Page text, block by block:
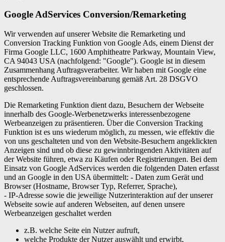
Google AdServices Conversion/Remarketing
Wir verwenden auf unserer Website die Remarketing und
Conversion Tracking Funktion von Google Ads, einem Dienst der
Firma Google LLC, 1600 Amphitheatre Parkway, Mountain View,
CA 94043 USA (nachfolgend: "Google"). Google ist in diesem
Zusammenhang Auftragsverarbeiter. Wir haben mit Google eine
entsprechende Auftragsvereinbarung gemäß Art. 28 DSGVO
geschlossen.
Die Remarketing Funktion dient dazu, Besuchern der Webseite
innerhalb des Google-Werbenetzwerks interessenbezogene
Werbeanzeigen zu präsentieren. Über die Conversion Tracking
Funktion ist es uns wiederum möglich, zu messen, wie effektiv die
von uns geschalteten und von den Website-Besuchern angeklickten
Anzeigen sind und ob diese zu gewinnbringenden Aktivitäten auf
der Website führen, etwa zu Käufen oder Registrierungen. Bei dem
Einsatz von Google AdServices werden die folgenden Daten erfasst
und an Google in den USA übermittelt: - Daten zum Gerät und
Browser (Hostname, Browser Typ, Referrer, Sprache),
- IP-Adresse sowie die jeweilige Nutzerinteraktion auf der unserer
Webseite sowie auf anderen Webseiten, auf denen unsere
Werbeanzeigen geschaltet werden
z.B. welche Seite ein Nutzer aufruft,
welche Produkte der Nutzer auswählt und erwirbt,